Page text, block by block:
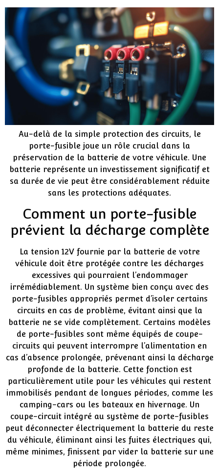
Au-delà de la simple protection des circuits, le
porte-fusible joue un rôle crucial dans la
préservation de la batterie de votre véhicule. Une
batterie représente un investissement significatif et
sa durée de vie peut être considérablement réduite
sans les protections adéquates.
Comment un porte-fusible
prévient la décharge complète
La tension 12V fournie par la batterie de votre
véhicule doit être protégée contre les décharges
excessives qui pourraient l’endommager
irrémédiablement. Un système bien conçu avec des
porte-fusibles appropriés permet d’isoler certains
circuits en cas de problème, évitant ainsi que la
batterie ne se vide complètement. Certains modèles
de porte-fusibles sont même équipés de coupe-
circuits qui peuvent interrompre l’alimentation en
cas d’absence prolongée, prévenant ainsi la décharge
profonde de la batterie. Cette fonction est
particulièrement utile pour les véhicules qui restent
immobilisés pendant de longues périodes, comme les
camping-cars ou les bateaux en hivernage. Un
coupe-circuit intégré au système de porte-fusibles
peut déconnecter électriquement la batterie du reste
du véhicule, éliminant ainsi les fuites électriques qui,
même minimes, finissent par vider la batterie sur une
période prolongée.